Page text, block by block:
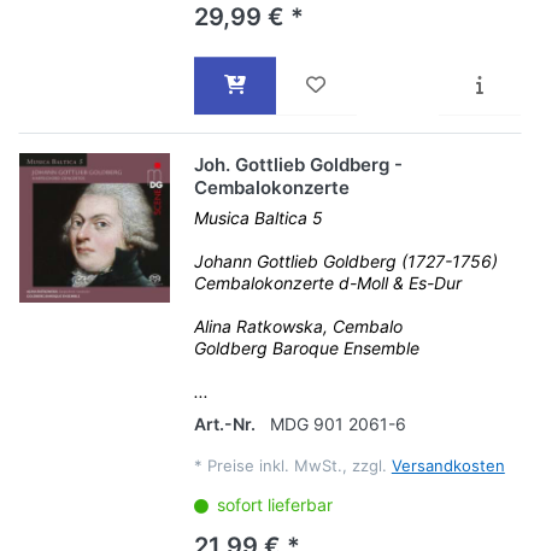
29,99 € *
Joh. Gottlieb Goldberg -
Cembalokonzerte
Musica Baltica 5
Johann Gottlieb Goldberg (1727-1756)
Cembalokonzerte d-Moll & Es-Dur
Alina Ratkowska, Cembalo
Goldberg Baroque Ensemble
...
Art.-Nr.
MDG 901 2061-6
* Preise inkl. MwSt., zzgl. Versandkosten
sofort lieferbar